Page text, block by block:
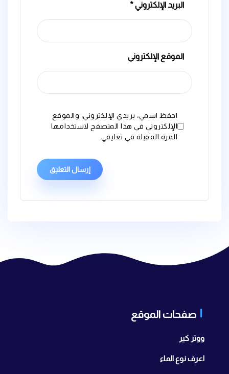
البريد الإلكتروني*
الموقع الإلكتروني
احفظ اسمي، بريدي الإلكتروني، والموقع
الإلكتروني في هذا المتصفح لاستخدامها
المرة المقبلة في تعليقي.
صفحات الموقع
ووتر كير
اعرف نوع الماء